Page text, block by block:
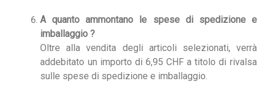
A quanto ammontano le spese di spedizione e
imballaggio ?
Oltre alla vendita degli articoli selezionati, verrà
addebitato un importo di 6,95 CHF a titolo di rivalsa
sulle spese di spedizione e imballaggio.